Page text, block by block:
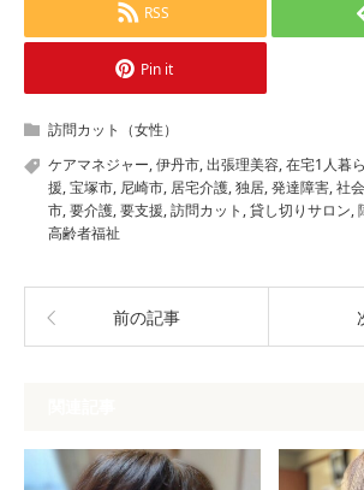
RSS
Pin it
訪問カット（女性）
ケアマネジャー,伊丹市,出張理美容,在宅1人暮
援,宝塚市, 尼崎市, 居宅介護,独居,発達障害,社
市,要介護,要支援,訪問カット ,貸し切りサロン,
高齢者福祉
前の記事